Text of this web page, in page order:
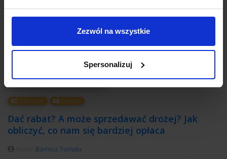
Zezwól na wszystkie
Spersonalizuj
STRATEGIA FINANSE
Dać rabat? A może sprzedawać drożej? Jak
obliczyć, co nam się bardziej opłaca
Bartosz Tomala